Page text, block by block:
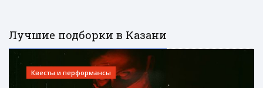
Лучшие подборки в Казани
Квесты и перформансы